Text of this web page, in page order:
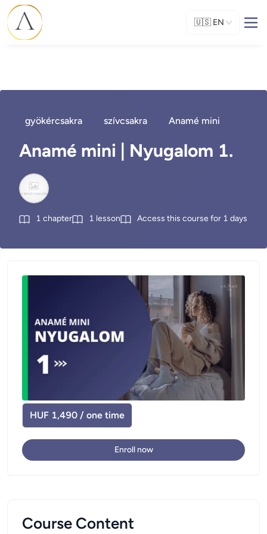
🇺🇸 EN
gyökércsakra szívcsakra Anamé mini
Anamé mini | Nyugalom 1.
1 chapter 1 lesson Access this course for 1 days
Course Content
HUF 1,490 / one time
Enroll now